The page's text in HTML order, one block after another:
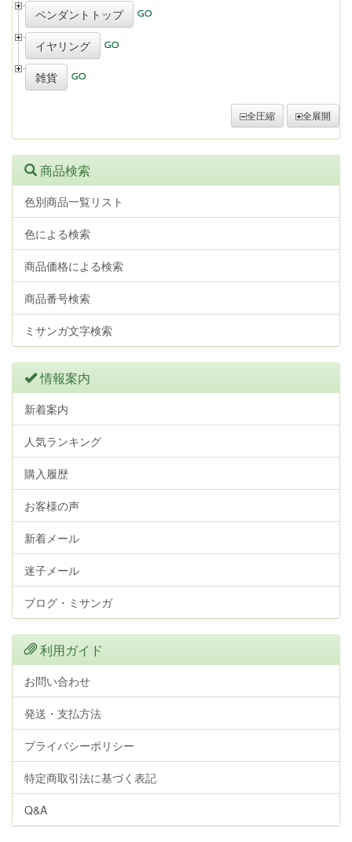
ペンダントトップ
イヤリング
雑貨
全圧縮 全展開
商品検索
色別商品一覧リスト
色による検索
商品価格による検索
商品番号検索
ミサンガ文字検索
情報案内
新着案内
人気ランキング
購入履歴
お客様の声
新着メール
迷子メール
ブログ・ミサンガ
利用ガイド
お問い合わせ
発送・支払方法
プライバシーポリシー
特定商取引法に基づく表記
Q&A